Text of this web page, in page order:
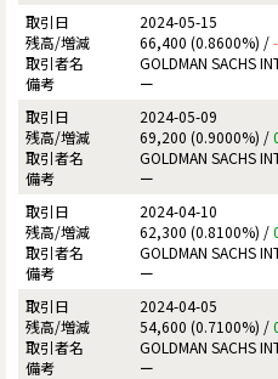
2024-05-15
66,400 (0.8600%) /
GOLDMAN SACHS
ー
2024-05-09
69,200 (0.9000%) /
GOLDMAN SACHS
ー
2024-04-10
62,300 (0.8100%) /
GOLDMAN SACHS
ー
2024-04-05
54,600 (0.7100%) /
GOLDMAN SACHS
ー